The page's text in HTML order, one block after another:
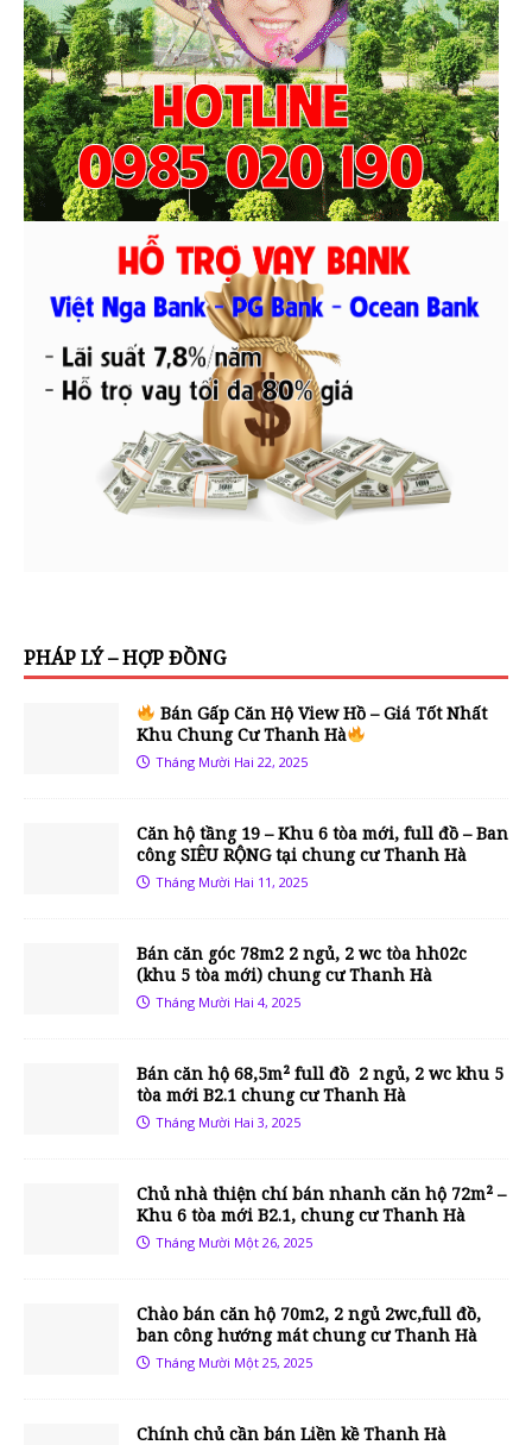
PHÁP LÝ – HỢP ĐỒNG
Bán Gấp Căn Hộ View Hồ – Giá Tốt Nhất
Khu Chung Cư Thanh Hà
Tháng Mười Hai 22, 2025
Căn hộ tầng 19 – Khu 6 tòa mới, full đồ – Ban
công SIÊU RỘNG tại chung cư Thanh Hà
Tháng Mười Hai 11, 2025
Bán căn góc 78m2 2 ngủ, 2 wc tòa hh02c
(khu 5 tòa mới) chung cư Thanh Hà
Tháng Mười Hai 4, 2025
Bán căn hộ 68,5m² full đồ 2 ngủ, 2 wc khu 5
tòa mới B2.1 chung cư Thanh Hà
Tháng Mười Hai 3, 2025
Chủ nhà thiện chí bán nhanh căn hộ 72m² –
Khu 6 tòa mới B2.1, chung cư Thanh Hà
Tháng Mười Một 26, 2025
Chào bán căn hộ 70m2, 2 ngủ 2wc,full đồ,
ban công hướng mát chung cư Thanh Hà
Tháng Mười Một 25, 2025
Chính chủ cần bán Liền kề Thanh Hà